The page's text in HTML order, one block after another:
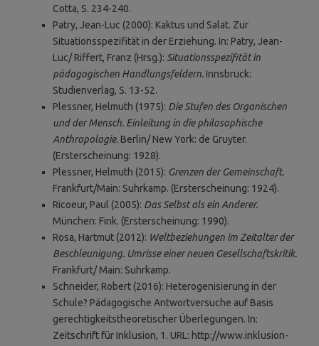
Cotta, S. 234-240.
Patry, Jean-Luc (2000): Kaktus und Salat. Zur
Situationsspezifität in der Erziehung. In: Patry, Jean-
Luc/ Riffert, Franz (Hrsg.): Situationsspezifität in
pädagogischen Handlungsfeldern.Innsbruck:
Studienverlag, S. 13-52.
Plessner, Helmuth (1975): Die Stufen des Organischen
und der Mensch. Einleitung in die philosophische
Anthropologie.Berlin/ New York: de Gruyter.
(Ersterscheinung: 1928).
Plessner, Helmuth (2015): Grenzen der Gemeinschaft.
Frankfurt/Main: Suhrkamp. (Ersterscheinung: 1924).
Ricoeur, Paul (2005): Das Selbst als ein Anderer.
München: Fink. (Ersterscheinung: 1990).
Rosa, Hartmut (2012): Weltbeziehungen im Zeitalter der
Beschleunigung. Umrisse einer neuen Gesellschaftskritik.
Frankfurt/ Main: Suhrkamp.
Schneider, Robert (2016): Heterogenisierung in der
Schule? Pädagogische Antwortversuche auf Basis
gerechtigkeitstheoretischer Überlegungen. In:
Zeitschrift für Inklusion, 1. URL: http://www.inklusion-